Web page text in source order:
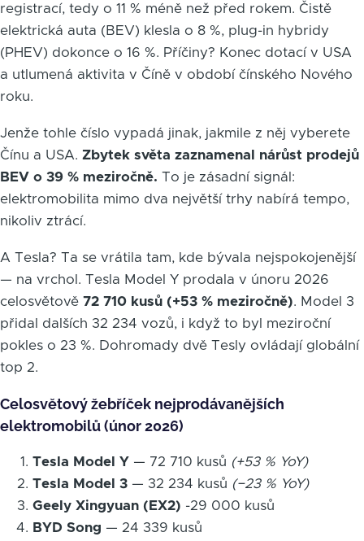
registrací, tedy o 11 % méně než před rokem. Čistě
elektrická auta (BEV) klesla o 8 %, plug-in hybridy
(PHEV) dokonce o 16 %. Příčiny? Konec dotací v USA
a utlumená aktivita v Číně v období čínského Nového
roku.
Jenže tohle číslo vypadá jinak, jakmile z něj vyberete
Čínu a USA. Zbytek světa zaznamenal nárůst prodejů
BEV o 39 % meziročně. To je zásadní signál:
elektromobilita mimo dva největší trhy nabírá tempo,
nikoliv ztrácí.
A Tesla? Ta se vrátila tam, kde bývala nejspokojenější
— na vrchol. Tesla Model Y prodala v únoru 2026
celosvětově 72 710 kusů (+53 % meziročně). Model 3
přidal dalších 32 234 vozů, i když to byl meziroční
pokles o 23 %. Dohromady dvě Tesly ovládají globální
top 2.
Celosvětový žebříček nejprodávanějších
elektromobilů (únor 2026)
Tesla Model Y — 72 710 kusů (+53 % YoY)
Tesla Model 3 — 32 234 kusů (−23 % YoY)
Geely Xingyuan (EX2) -29 000 kusů
BYD Song — 24 339 kusů